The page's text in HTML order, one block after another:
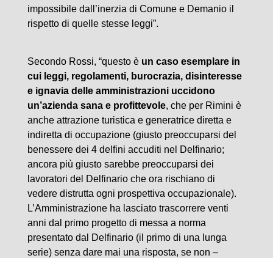
impossibile dall’inerzia di Comune e Demanio il
rispetto di quelle stesse leggi”.
Secondo Rossi, “questo è un caso esemplare in
cui leggi, regolamenti, burocrazia, disinteresse
e ignavia delle amministrazioni uccidono
un’azienda sana e profittevole, che per Rimini è
anche attrazione turistica e generatrice diretta e
indiretta di occupazione (giusto preoccuparsi del
benessere dei 4 delfini accuditi nel Delfinario;
ancora più giusto sarebbe preoccuparsi dei
lavoratori del Delfinario che ora rischiano di
vedere distrutta ogni prospettiva occupazionale).
L’Amministrazione ha lasciato trascorrere venti
anni dal primo progetto di messa a norma
presentato dal Delfinario (il primo di una lunga
serie) senza dare mai una risposta, se non –